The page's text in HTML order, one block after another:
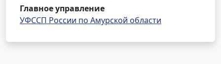
Главное управление
УФССП России по Амурской области